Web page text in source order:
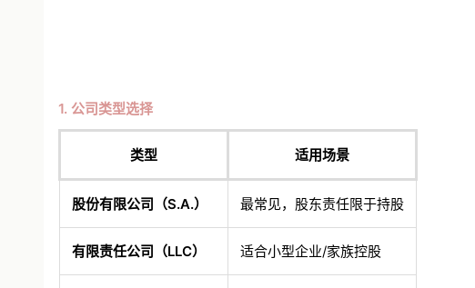
1. 公司类型选择
类型 适用场景
股份有限公司（S.A.） 最常见，股东责任限于持股
有限责任公司（LLC） 适合小型企业/家族控股